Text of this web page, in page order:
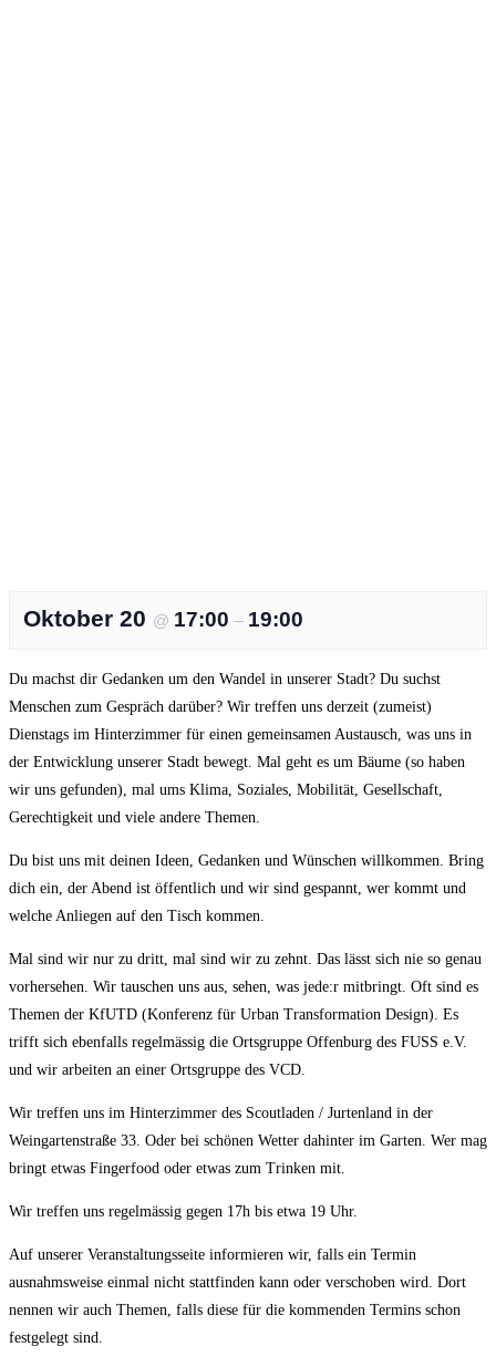
Oktober 20 @ 17:00 – 19:00
Du machst dir Gedanken um den Wandel in unserer Stadt? Du suchst
Menschen zum Gespräch darüber? Wir treffen uns derzeit (zumeist)
Dienstags im Hinterzimmer für einen gemeinsamen Austausch, was uns in
der Entwicklung unserer Stadt bewegt. Mal geht es um Bäume (so haben
wir uns gefunden), mal ums Klima, Soziales, Mobilität, Gesellschaft,
Gerechtigkeit und viele andere Themen.
Du bist uns mit deinen Ideen, Gedanken und Wünschen willkommen. Bring
dich ein, der Abend ist öffentlich und wir sind gespannt, wer kommt und
welche Anliegen auf den Tisch kommen.
Mal sind wir nur zu dritt, mal sind wir zu zehnt. Das lässt sich nie so genau
vorhersehen. Wir tauschen uns aus, sehen, was jede:r mitbringt. Oft sind es
Themen der KfUTD (Konferenz für Urban Transformation Design). Es
trifft sich ebenfalls regelmässig die Ortsgruppe Offenburg des FUSS e.V.
und wir arbeiten an einer Ortsgruppe des VCD.
Wir treffen uns im Hinterzimmer des Scoutladen / Jurtenland in der
Weingartenstraße 33. Oder bei schönen Wetter dahinter im Garten. Wer mag
bringt etwas Fingerfood oder etwas zum Trinken mit.
Wir treffen uns regelmässig gegen 17h bis etwa 19 Uhr.
Auf unserer Veranstaltungsseite informieren wir, falls ein Termin
ausnahmsweise einmal nicht stattfinden kann oder verschoben wird. Dort
nennen wir auch Themen, falls diese für die kommenden Termins schon
festgelegt sind.